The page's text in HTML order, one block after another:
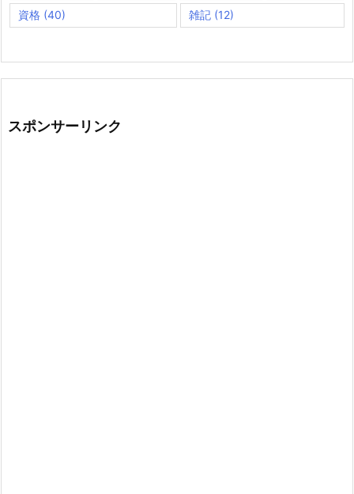
資格 (40) 雑記(12)
スポンサーリンク